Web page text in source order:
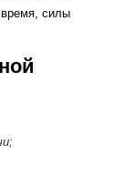
силы